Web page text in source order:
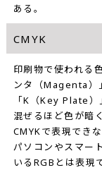
ある。
CMYK
印刷物で使われる
ンタ（Magenta）
「K（Key Plate
混ぜるほど色が暗
CMYKで表現でき
パソコンやスマー
いるRGBとは表現